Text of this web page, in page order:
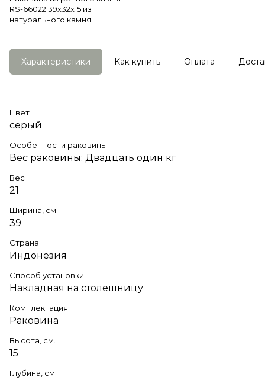
RS-66022 39х32х15 из
натурального камня
Характеристики Как купить Оплата
Цвет
серый
Особенности раковины
Вес раковины: Двадцать один кг
Вес
21
Ширина, см.
39
Страна
Индонезия
Способ установки
Накладная на столешницу
Комплектация
Раковина
Высота, см.
15
Глубина, см.